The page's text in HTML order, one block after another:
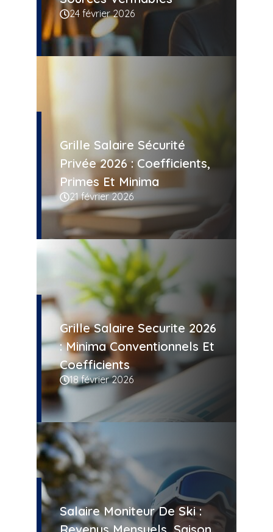
24 février 2026
Grille Salaire Sécurité
Privée 2026 : Coefficients,
Primes Et Minima
21 février 2026
Grille Salaire Securite 2026
: Minima Conventionnels Et
Coefficients
18 février 2026
Salaire Moniteur De Ski :